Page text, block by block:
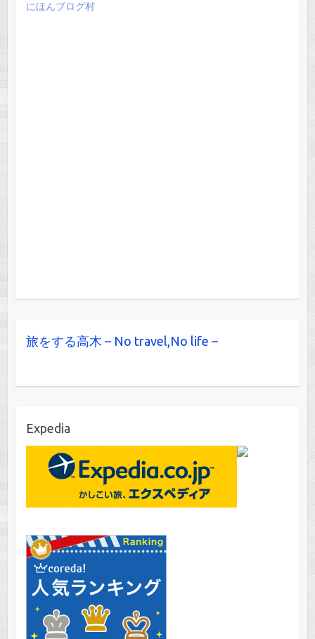
にほんブログ村
旅をする高木 – No travel,No life –
Expedia